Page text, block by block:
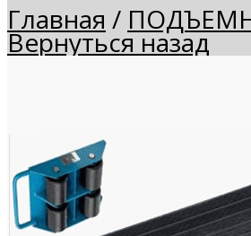
Главная /
Вернуться назад